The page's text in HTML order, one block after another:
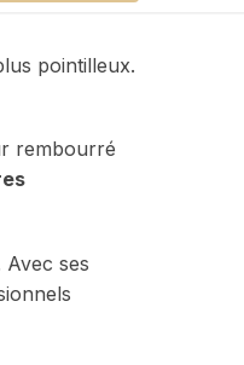
pointilleux.
rembourré
ses